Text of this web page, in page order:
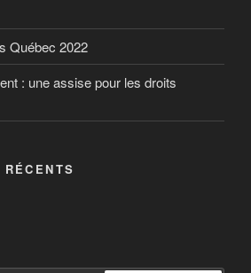
Québec 2022
: une assise pour les droits